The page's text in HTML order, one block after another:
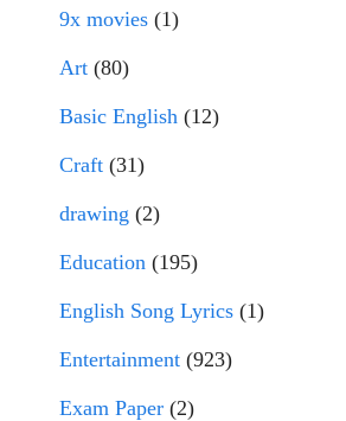
9x movies (1)
Art (80)
Basic English (12)
Craft (31)
drawing (2)
Education (195)
English Song Lyrics (1)
Entertainment (923)
Exam Paper (2)